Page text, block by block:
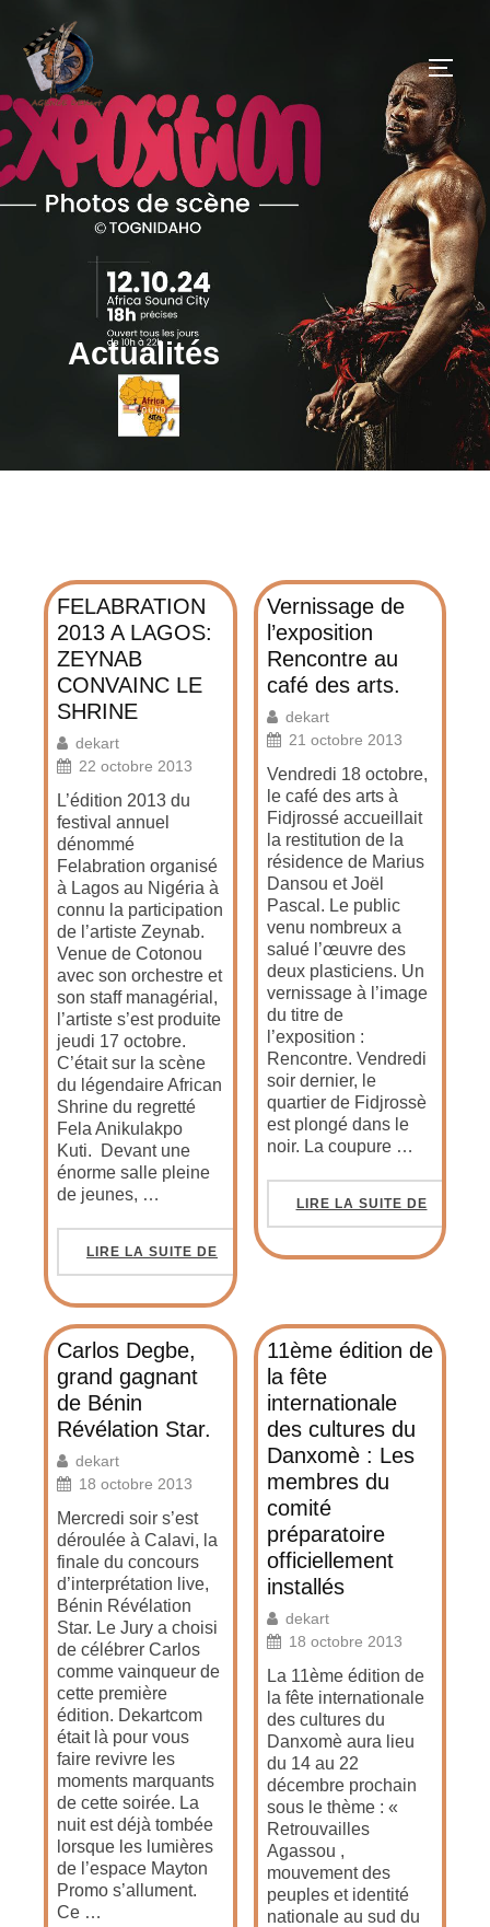
Actualités
FELABRATION
2013 A LAGOS:
ZEYNAB
CONVAINC LE
SHRINE
dekart
22 octobre 2013
L’édition 2013 du
festival annuel
dénommé
Felabration organisé
à Lagos au Nigéria à
connu la participation
de l’artiste Zeynab.
Venue de Cotonou
avec son orchestre et
son staff managérial,
l’artiste s’est produite
jeudi 17 octobre.
C’était sur la scène
du légendaire African
Shrine du regretté
Fela Anikulakpo
Kuti. Devant une
énorme salle pleine
de jeunes, …
LIRE LA SUITE DE
Vernissage de
l’exposition
Rencontre au
café des arts.
dekart
21 octobre 2013
Vendredi 18 octobre,
le café des arts à
Fidjrossé accueillait
la restitution de la
résidence de Marius
Dansou et Joël
Pascal. Le public
venu nombreux a
salué l’œuvre des
deux plasticiens. Un
vernissage à l’image
du titre de
l’exposition :
Rencontre. Vendredi
soir dernier, le
quartier de Fidjrossè
est plongé dans le
noir. La coupure …
LIRE LA SUITE DE
Carlos Degbe,
grand gagnant
de Bénin
Révélation Star.
dekart
18 octobre 2013
Mercredi soir s’est
déroulée à Calavi, la
finale du concours
d’interprétation live,
Bénin Révélation
Star. Le Jury a choisi
de célébrer Carlos
comme vainqueur de
cette première
édition. Dekartcom
était là pour vous
faire revivre les
moments marquants
de cette soirée. La
nuit est déjà tombée
lorsque les lumières
de l’espace Mayton
Promo s’allument.
Ce …
11ème édition de
la fête
internationale
des cultures du
Danxomè : Les
membres du
comité
préparatoire
officiellement
installés
dekart
18 octobre 2013
La 11ème édition de
la fête internationale
des cultures du
Danxomè aura lieu
du 14 au 22
décembre prochain
sous le thème : «
Retrouvailles
Agassou ,
mouvement des
peuples et identité
nationale au sud du